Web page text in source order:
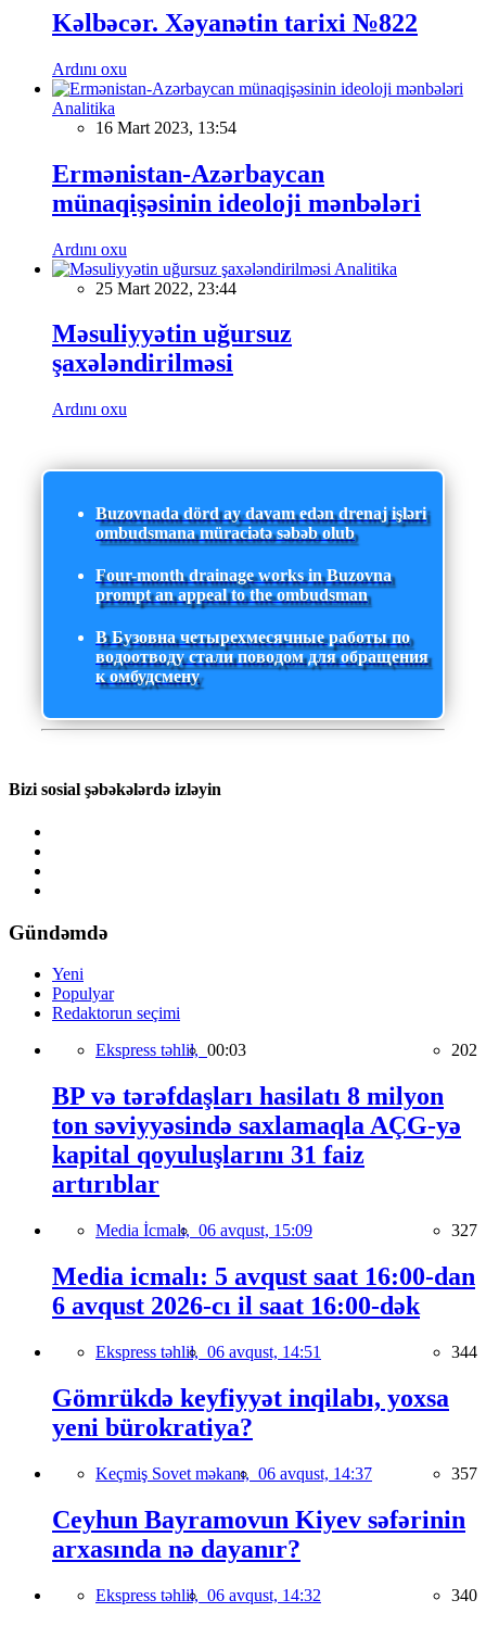
Kəlbəcər. Xəyanətin tarixi №822
Ardını oxu
Analitika
16 Mart 2023, 13:54
Ermənistan-Azərbaycan
münaqişəsinin ideoloji mənbələri
Ardını oxu
Analitika
25 Mart 2022, 23:44
Məsuliyyətin uğursuz
şaxələndirilməsi
Ardını oxu
Buzovnada dörd ay davam edən drenaj işləri
ombudsmana müraciətə səbəb olub
Four-month drainage works in Buzovna
prompt an appeal to the ombudsman
В Бузовна четырехмесячные работы по
водоотводу стали поводом для обращения
к омбудсмену
Bizi sosial şəbəkələrdə izləyin
Gündəmdə
Yeni
Populyar
Redaktorun seçimi
Ekspress təhlil, 00:03 202
BP və tərəfdaşları hasilatı 8 milyon
ton səviyyəsində saxlamaqla AÇG-yə
kapital qoyuluşlarını 31 faiz
artırıblar
Media İcmalı, 06 avqust, 15:09 327
Media icmalı: 5 avqust saat 16:00-dan
6 avqust 2026-cı il saat 16:00-dək
Ekspress təhlil, 06 avqust, 14:51 344
Gömrükdə keyfiyyət inqilabı, yoxsa
yeni bürokratiya?
Keçmiş Sovet məkanı, 06 avqust, 14:37 357
Ceyhun Bayramovun Kiyev səfərinin
arxasında nə dayanır?
Ekspress təhlil, 06 avqust, 14:32 340